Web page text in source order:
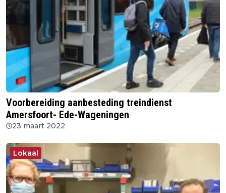
Voorbereiding aanbesteding treindienst
Amersfoort- Ede-Wageningen
23 maart 2022
Lokaal